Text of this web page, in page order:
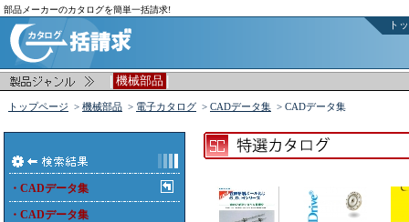
部品メーカーのカタログを簡単一括請求!
ト
| 機械部品 |
トップページ > 機械部品 > 電子カタログ > CADデータ集 > CADデータ集
・CADデータ集
・CADデータ集